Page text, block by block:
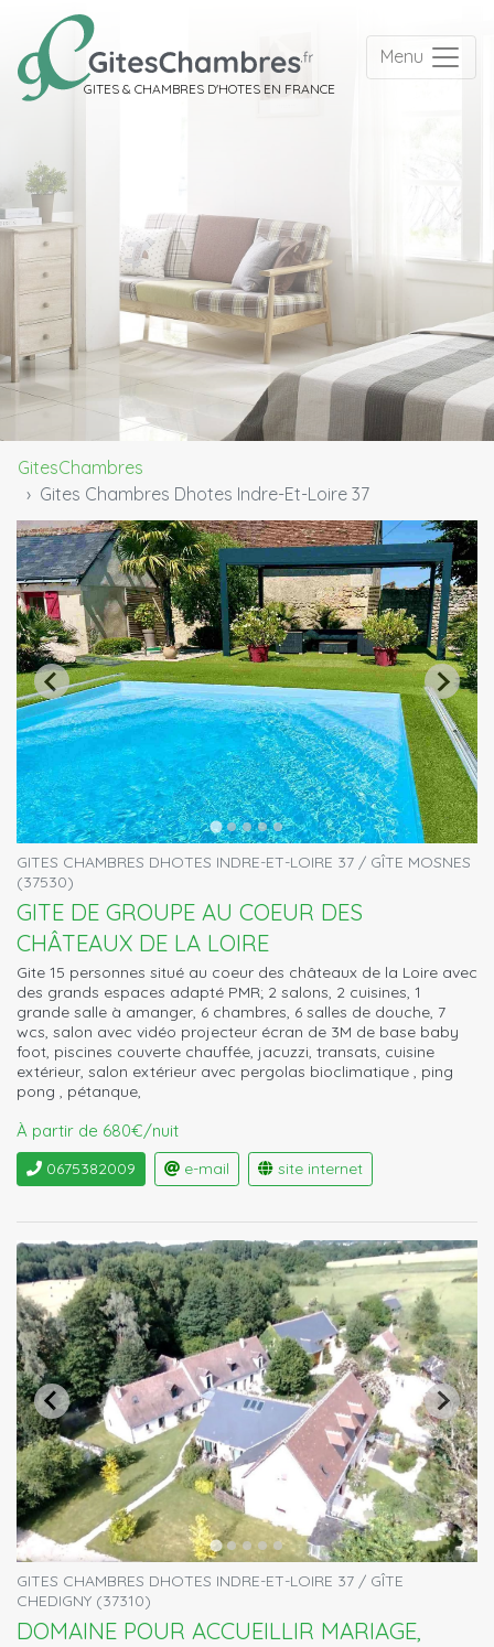
GITES & CHAMBRES D'HOTES EN FRANCE
Menu
GitesChambres
Gites Chambres Dhotes Indre-Et-Loire 37
GITES CHAMBRES DHOTES INDRE-ET-LOIRE 37 / GÎTE MOSNES
(37530)
GITE DE GROUPE AU COEUR DES
CHÂTEAUX DE LA LOIRE
Gite 15 personnes situé au coeur des châteaux de la Loire avec
des grands espaces adapté PMR; 2 salons, 2 cuisines, 1
grande salle à amanger, 6 chambres, 6 salles de douche, 7
wcs, salon avec vidéo projecteur écran de 3M de base baby
foot, piscines couverte chauffée, jacuzzi, transats, cuisine
extérieur, salon extérieur avec pergolas bioclimatique , ping
pong , pétanque,
À partir de 680€/nuit
0675382009 e-mail site internet
GITES CHAMBRES DHOTES INDRE-ET-LOIRE 37 / GÎTE
CHEDIGNY (37310)
DOMAINE POUR ACCUEILLIR MARIAGE,